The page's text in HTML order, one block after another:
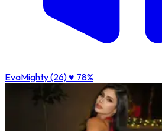
EvaMighty (26)♥ 78%